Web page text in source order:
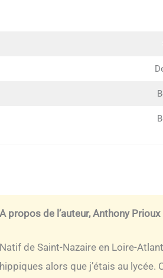
A propos de l’auteur, Anthony Prioux
Natif de Saint-Nazaire en Loire-
hippiques alors que j’étais au lycée.